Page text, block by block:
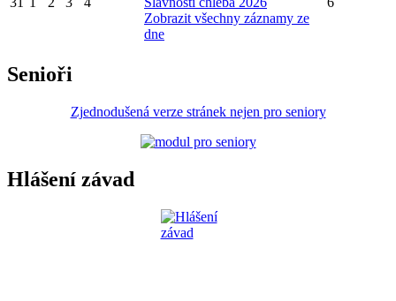
Zobrazit všechny záznamy ze
dne
Senioři
Zjednodušená verze stránek nejen pro seniory
Hlášení závad